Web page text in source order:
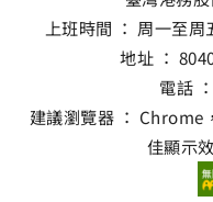
上班時間 ： 周一至
地址 ：
電話 ：
建議瀏覽器 ：
佳顯示